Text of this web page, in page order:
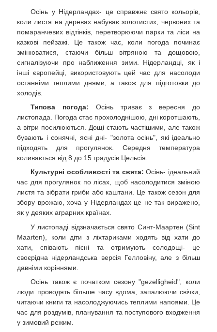
Осінь у Нідерландах- це справжнє свято кольорів,
коли листя на деревах набуває золотистих, червоних та
помаранчевих відтінків, перетворюючи парки та ліси на
казкові пейзажі. Це також час, коли погода починає
змінюватися, стаючи більш вітряною та дощовою,
сигналізуючи про наближення зими. Нідерландці, як і
інші європейці, використовують цей час для насолоди
останніми теплими днями, а також для підготовки до
холодів.
Типова погода: Осінь триває з вересня до
листопада. Погода стає прохолоднішою, дні коротшають,
а вітри посилюються. Дощі стають частішими, але також
бувають і сонячні, ясні дні- "золота осінь", які ідеально
підходять для прогулянок. Середня температура
коливається від 8 до 15 градусів Цельсія.
Культурні особливості та свята: Осінь- ідеальний
час для прогулянок по лісах, щоб насолодитися зміною
листя та зібрати гриби або каштани. Це також сезон для
збору врожаю, хоча у Нідерландах це не так виражено,
як у деяких аграрних країнах.
У листопаді відзначається свято Синт-Маартен (Sint
Maarten), коли діти з ліхтариками ходять від хати до
хати, співають пісні та отримують солодощі- це
своєрідна нідерландська версія Гелловіну, але з більш
давніми коріннями.
Осінь також є початком сезону "gezelligheid", коли
люди проводять більше часу вдома, запалюючи свічки,
читаючи книги та насолоджуючись теплими напоями. Це
час для роздумів, планування та поступового входження
у зимовий режим.